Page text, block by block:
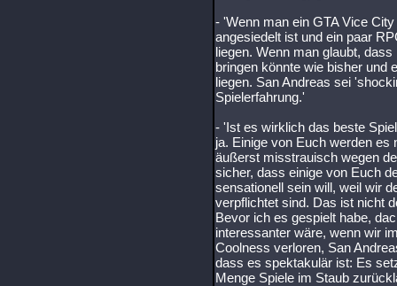
- 'Wenn man ein GTA Vice
angesiedelt ist und ein paar
liegen. Wenn man glaubt,
bringen könnte wie bisher und
liegen. San Andreas sei
Spielerfahrung.'
- 'Ist es wirklich das beste
ja. Einige von Euch werden es
äußerst misstrauisch wegen
sicher, dass einige von Euch
sensationell sein will, weil wir
verpflichtet sind. Das ist nicht
Bevor ich es gespielt habe,
interessanter wäre, wenn wir
Coolness verloren, San
dass es spektakulär ist: Es
Menge Spiele im Staub